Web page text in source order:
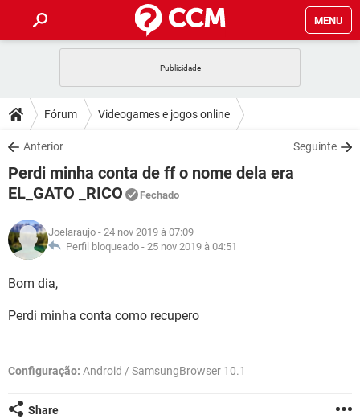
MENU
CELULAR FACEBOOK
OUTLOOK
INSTAGRAM GMAIL
GUIA DE COMPRAS
DICAS
JOGOS WHATSAPP
OUTLOOK
GUIA DE COMPRAS
DOWNLOADS
JOGOS WHATSAPP
CELULAR
OUTLOOK EXCEL
INSTAGRAM
GUIA DE COMPRAS
FÓRUM
CELULAR FACEBOOK
GLOSSÁRIO
JOGOS
CELULAR
OUTLOOK EXCEL
GUIA DE COMPRAS
Fórum Videogames e jogos online
Anterior Seguinte
Perdi minha conta de ff o nome dela era
EL_GATO _RICO
Fechado
Joelaraujo - 24 nov 2019 à 07:09
Perfil bloqueado - 25 nov 2019 à 04:51
Bom dia,
Perdi minha conta como recupero
Configuração: Android / SamsungBrowser 10.1
Share